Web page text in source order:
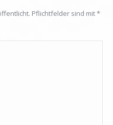
Pflichtfelder sind mit*